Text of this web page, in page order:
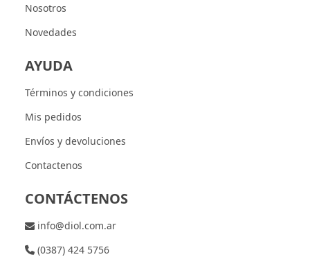
Nosotros
Novedades
AYUDA
Términos y condiciones
Mis pedidos
Envíos y devoluciones
Contactenos
CONTÁCTENOS
info@diol.com.ar
(0387) 424 5756